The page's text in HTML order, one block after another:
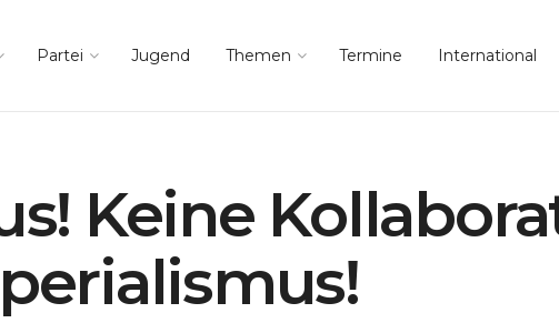
Partei Jugend Themen Termine International
Keine